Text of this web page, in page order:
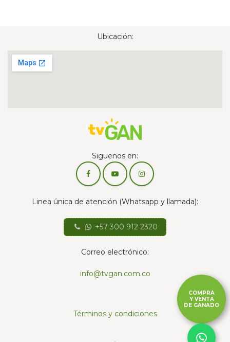
Ubicación:
Siguenos en:
Linea única de atención (Whatsapp y llamada):
+57 300 912 2320
Correo electrónico:
info@tvgan.com.co
Términos y condiciones
COMPRA
Y VENTA
DE GANADO